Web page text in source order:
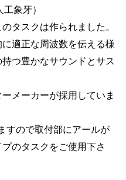
象牙）
タスクは作られました。
適正な周波数を伝える様
つ豊かなサウンドとサス
メーカーが採用していま
すので取付部にアールが
のタスクをご使用下さ